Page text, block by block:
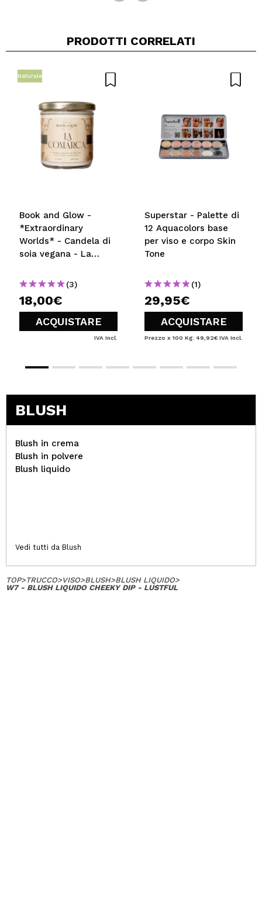
PRODOTTI CORRELATI
Naturale
Book and Glow -
*Extraordinary
Worlds* - Candela di
soia vegana - La
(3)
18,00€
ACQUISTARE
IVA Incl.
Superstar - Palette di
12 Aquacolors base
per viso e corpo Skin
Tone
(1)
29,95€
ACQUISTARE
Prezzo x 100 Kg: 49,92€ IVA Incl.
BLUSH
Blush in crema
Blush in polvere
Blush liquido
Vedi tutti da Blush
TOP>TRUCCO>VISO>BLUSH>BLUSH LIQUIDO>
W7 - BLUSH LIQUIDO CHEEKY DIP - LUSTFUL